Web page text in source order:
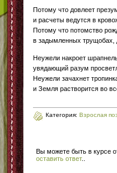
Потому что довлеет
и расчеты ведутся в
Потому что потомство
в задымленных трущобах,
Неужели накроет
увядающий разум
Неужели зачахнет
и Земля растворится во
Категория: Взрослая
Вы можете быть в курсе
оставить ответ.